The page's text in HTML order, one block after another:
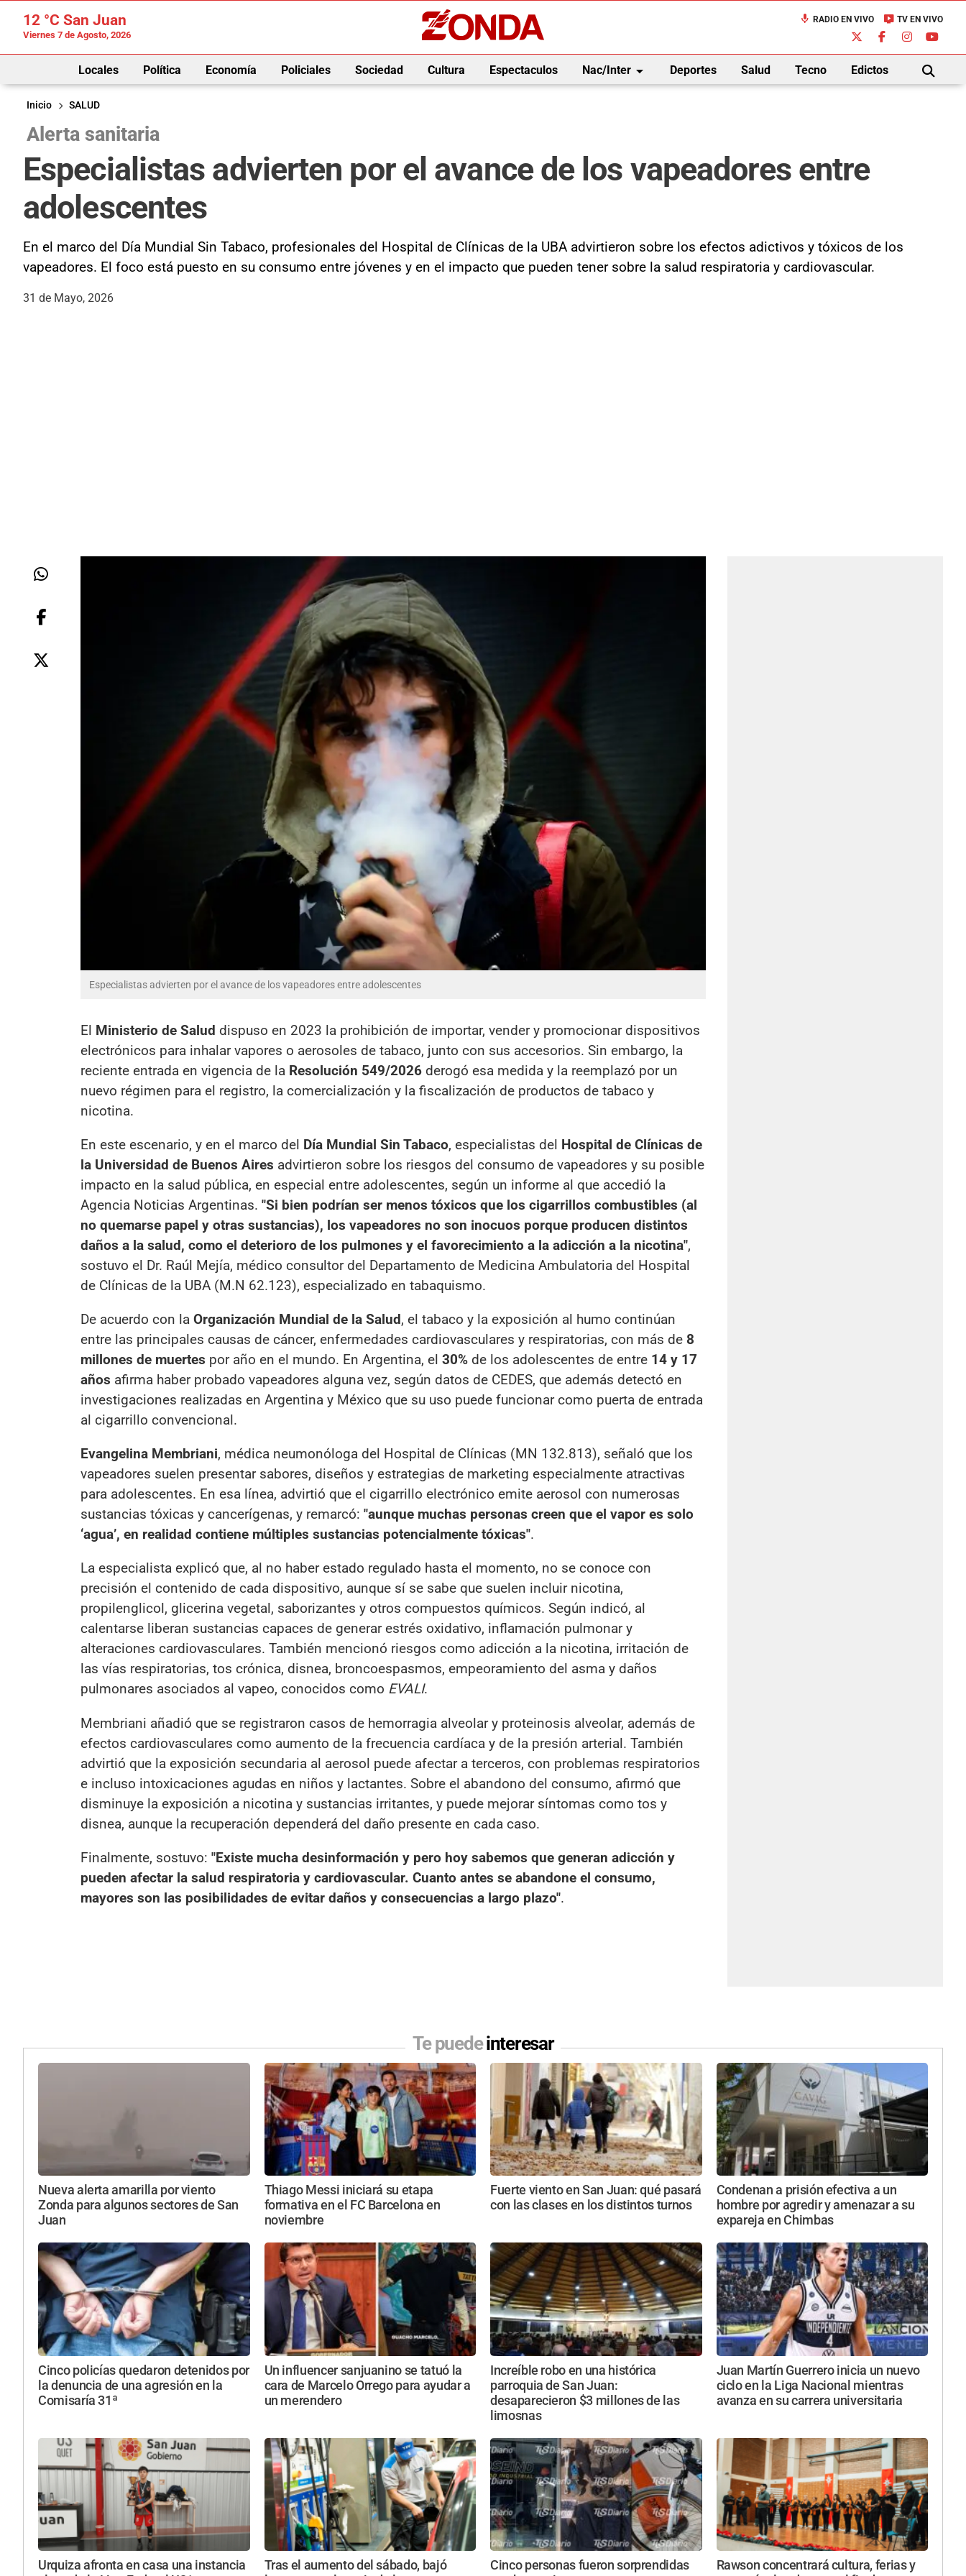
12 °C San Juan
Viernes 7 de Agosto, 2026
mic RADIO EN VIVO live_tv TV EN VIVO
Locales Política Economía Policiales Sociedad Cultura Espectaculos Nac/Interarrow_drop_down Deportes Salud Tecno Edictos
BUSCAR
Inicio
SALUD
Alerta sanitaria
Especialistas advierten por el avance de los vapeadores entre
adolescentes
En el marco del Día Mundial Sin Tabaco, profesionales del Hospital de Clínicas de la UBA advirtieron sobre los efectos adictivos y tóxicos de los
vapeadores. El foco está puesto en su consumo entre jóvenes y en el impacto que pueden tener sobre la salud respiratoria y cardiovascular.
31 de Mayo, 2026
Especialistas advierten por el avance de los vapeadores entre adolescentes
El Ministerio de Salud dispuso en 2023 la prohibición de importar, vender y promocionar dispositivos
electrónicos para inhalar vapores o aerosoles de tabaco, junto con sus accesorios. Sin embargo, la
reciente entrada en vigencia de la Resolución 549/2026 derogó esa medida y la reemplazó por un
nuevo régimen para el registro, la comercialización y la fiscalización de productos de tabaco y
nicotina.
En este escenario, y en el marco del Día Mundial Sin Tabaco, especialistas del Hospital de Clínicas de
la Universidad de Buenos Aires advirtieron sobre los riesgos del consumo de vapeadores y su posible
impacto en la salud pública, en especial entre adolescentes, según un informe al que accedió la
Agencia Noticias Argentinas. "Si bien podrían ser menos tóxicos que los cigarrillos combustibles (al
no quemarse papel y otras sustancias), los vapeadores no son inocuos porque producen distintos
daños a la salud, como el deterioro de los pulmones y el favorecimiento a la adicción a la nicotina",
sostuvo el Dr. Raúl Mejía, médico consultor del Departamento de Medicina Ambulatoria del Hospital
de Clínicas de la UBA (M.N 62.123), especializado en tabaquismo.
De acuerdo con la Organización Mundial de la Salud, el tabaco y la exposición al humo continúan
entre las principales causas de cáncer, enfermedades cardiovasculares y respiratorias, con más de 8
millones de muertes por año en el mundo. En Argentina, el 30% de los adolescentes de entre 14 y 17
años afirma haber probado vapeadores alguna vez, según datos de CEDES, que además detectó en
investigaciones realizadas en Argentina y México que su uso puede funcionar como puerta de entrada
al cigarrillo convencional.
Evangelina Membriani, médica neumonóloga del Hospital de Clínicas (MN 132.813), señaló que los
vapeadores suelen presentar sabores, diseños y estrategias de marketing especialmente atractivas
para adolescentes. En esa línea, advirtió que el cigarrillo electrónico emite aerosol con numerosas
sustancias tóxicas y cancerígenas, y remarcó: "aunque muchas personas creen que el vapor es solo
‘agua’, en realidad contiene múltiples sustancias potencialmente tóxicas".
La especialista explicó que, al no haber estado regulado hasta el momento, no se conoce con
precisión el contenido de cada dispositivo, aunque sí se sabe que suelen incluir nicotina,
propilenglicol, glicerina vegetal, saborizantes y otros compuestos químicos. Según indicó, al
calentarse liberan sustancias capaces de generar estrés oxidativo, inflamación pulmonar y
alteraciones cardiovasculares. También mencionó riesgos como adicción a la nicotina, irritación de
las vías respiratorias, tos crónica, disnea, broncoespasmos, empeoramiento del asma y daños
pulmonares asociados al vapeo, conocidos como EVALI.
Membriani añadió que se registraron casos de hemorragia alveolar y proteinosis alveolar, además de
efectos cardiovasculares como aumento de la frecuencia cardíaca y de la presión arterial. También
advirtió que la exposición secundaria al aerosol puede afectar a terceros, con problemas respiratorios
e incluso intoxicaciones agudas en niños y lactantes. Sobre el abandono del consumo, afirmó que
disminuye la exposición a nicotina y sustancias irritantes, y puede mejorar síntomas como tos y
disnea, aunque la recuperación dependerá del daño presente en cada caso.
Finalmente, sostuvo: "Existe mucha desinformación y pero hoy sabemos que generan adicción y
pueden afectar la salud respiratoria y cardiovascular. Cuanto antes se abandone el consumo,
mayores son las posibilidades de evitar daños y consecuencias a largo plazo".
Te puedeinteresar
Nueva alerta amarilla por viento
Zonda para algunos sectores de San
Juan
Thiago Messi iniciará su etapa
formativa en el FC Barcelona en
noviembre
Fuerte viento en San Juan: qué pasará
con las clases en los distintos turnos
Condenan a prisión efectiva a un
hombre por agredir y amenazar a su
expareja en Chimbas
Cinco policías quedaron detenidos por
la denuncia de una agresión en la
Comisaría 31ª
Un influencer sanjuanino se tatuó la
cara de Marcelo Orrego para ayudar a
un merendero
Increíble robo en una histórica
parroquia de San Juan:
desaparecieron $3 millones de las
limosnas
Juan Martín Guerrero inicia un nuevo
ciclo en la Liga Nacional mientras
avanza en su carrera universitaria
Urquiza afronta en casa una instancia
Tras el aumento del sábado, bajó
Cinco personas fueron sorprendidas
Rawson concentrará cultura, ferias y